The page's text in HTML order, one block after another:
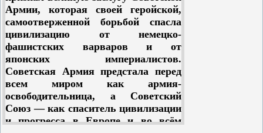
Армии, которая своей геройской,
самоотверженной борьбой спасла
цивилизацию от немецко-
фашистских варваров и от
японских империалистов.
Советская Армия предстала перед
всем миром как армия-
освободительница, а Советский
Союз — как спаситель цивилизации
и прогресса в Европе и во всём